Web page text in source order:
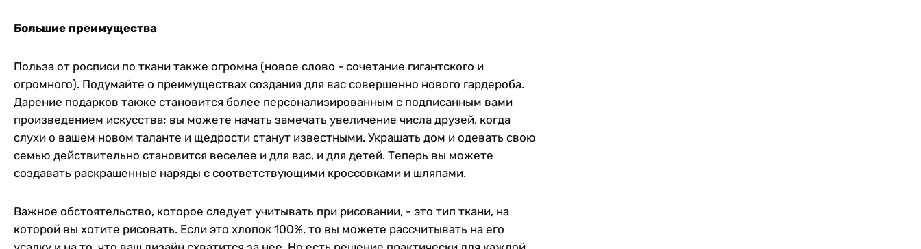
Большие преимущества
Польза от росписи по ткани также огромна (новое слово - сочетание гигантского и
огромного). Подумайте о преимуществах создания для вас совершенно нового гардероба.
Дарение подарков также становится более персонализированным с подписанным вами
произведением искусства; вы можете начать замечать увеличение числа друзей, когда
слухи о вашем новом таланте и щедрости станут известными. Украшать дом и одевать свою
семью действительно становится веселее и для вас, и для детей. Теперь вы можете
создавать раскрашенные наряды с соответствующими кроссовками и шляпами.
Важное обстоятельство, которое следует учитывать при рисовании, - это тип ткани, на
которой вы хотите рисовать. Если это хлопок 100%, то вы можете рассчитывать на его